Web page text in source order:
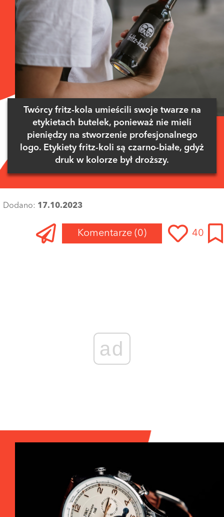
Twórcy fritz-kola umieścili swoje twarze na
etykietach butelek, ponieważ nie mieli
pieniędzy na stworzenie profesjonalnego
logo. Etykiety fritz-koli są czarno-białe, gdyż
druk w kolorze był droższy.
Dodano: 17.10.2023
Komentarze (0) 40
ad